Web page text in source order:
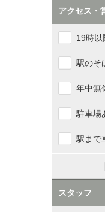
アクセス・
19時以
駅のそ
年中無
駐車場
駅まで
スタッフ